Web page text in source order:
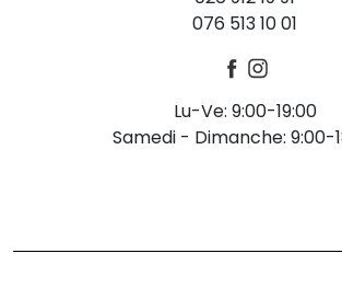
076 513 10 01
Lu-Ve: 9:00-19:00
Samedi - Dimanche: 9:00-